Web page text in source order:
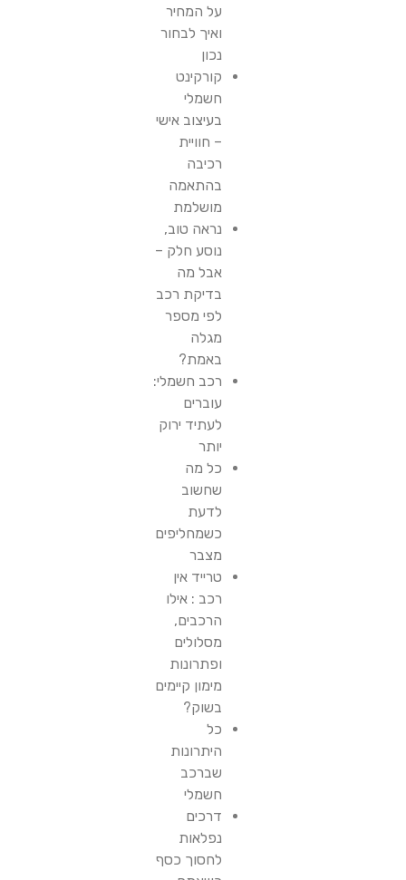
על המחיר
ואיך לבחור
נכון
קורקינט
חשמלי
בעיצוב אישי
– חוויית
רכיבה
בהתאמה
מושלמת
נראה טוב,
נוסע חלק –
אבל מה
בדיקת רכב
לפי מספר
מגלה
באמת?
רכב חשמלי:
עוברים
לעתיד ירוק
יותר
כל מה
שחשוב
לדעת
כשמחליפים
מצבר
טרייד אין
רכב : אילו
הרכבים,
מסלולים
ופתרונות
מימון קיימים
בשוק?
כל
היתרונות
שברכב
חשמלי
דרכים
נפלאות
לחסוך כסף